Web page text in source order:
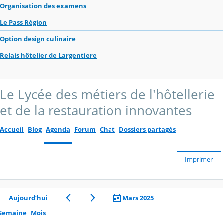
Organisation des examens
Le Pass Région
Option design culinaire
Relais hôtelier de Largentiere
Le Lycée des métiers de l'hôtellerie
et de la restauration innovantes
Accueil Blog Agenda Forum Chat Dossiers partagés
Imprimer
Aujourd’hui
Mars 2025
Mois